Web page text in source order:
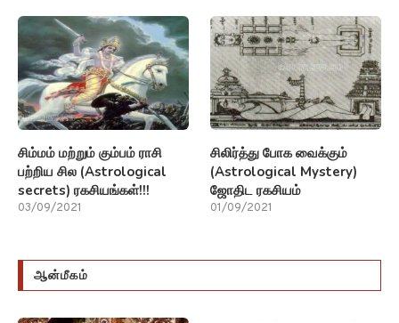
சிம்மம் மற்றும் கும்பம் ராசி
பற்றிய சில (Astrological
secrets) ரகசியங்கள்!!!
03/09/2021
சிலிர்த்து போக வைக்கும்
(Astrological Mystery)
ஜோதிட ரகசியம்
01/09/2021
ஆன்மீகம்